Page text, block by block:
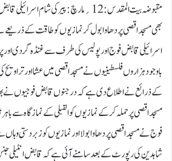
مقبوضہ بیت المقدس:12؍مارچ: پیر کی
بھی مسجد اقصی پر دھاوا بول کر نمازیوں کو طاقت کے
اسرائیلی قابض فوج اور پولیس کی طرف سے غنڈہ گردی اور
باوجود ہزاروں فلسطینیوں نے مسجد اقصی میں عشا اور تراویح
کے ذرائع نے اطلاع دی ہے کہ درجنوں قابض فوجیوں نے
مسجد اقصی پر حملہ کر کے نمازیوں کو القبلی کے نماز گاہ سے
فوج نے مسجد اقصی پر دھاوا بولا اور نمازیوں کو زبردستی وہاں
شاہدین کی رپورٹ کے بعد سامنے آئی ہے کہ قابض انٹیلی